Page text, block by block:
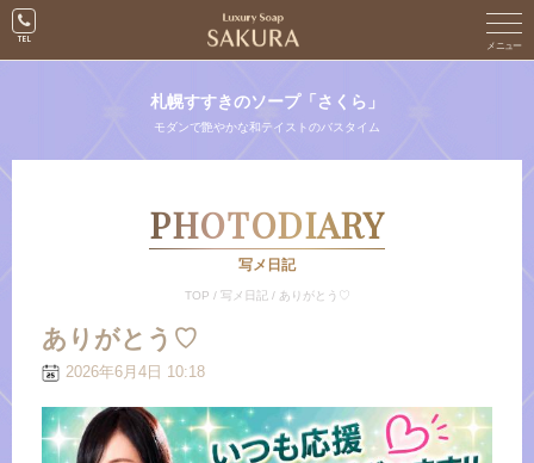
札幌すすきのソープ「さくら」
モダンで艶やかな和テイストのバスタイム
PHOTODIARY
写メ日記
TOP / 写メ日記 / ありがとう♡
ありがとう♡
2026年6月4日 10:18